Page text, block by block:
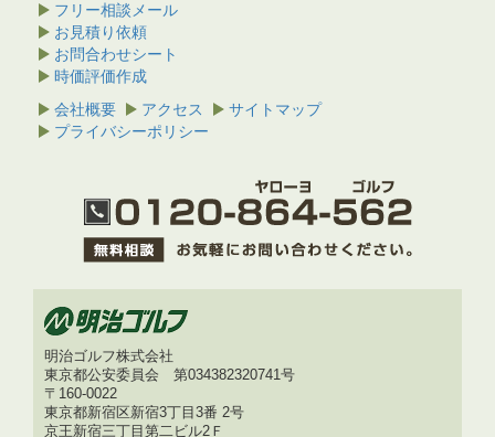
フリー相談メール
お見積り依頼
お問合わせシート
時価評価作成
会社概要
アクセス
サイトマップ
プライバシーポリシー
明治ゴルフ株式会社
東京都公安委員会 第034382320741号
〒160-0022
東京都新宿区新宿3丁目3番 2号
京王新宿三丁目第二ビル2Ｆ